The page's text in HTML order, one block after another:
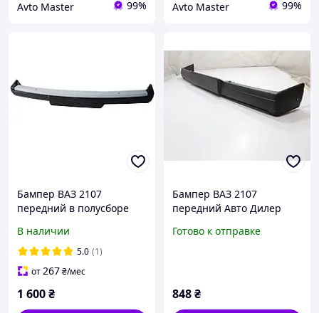
Avto Master 99% Avto Master 99%
Бампер ВАЗ 2107
передний в полусборе
В наличии
5.0 (1)
от267₴/мес
1 600₴
Бампер ВАЗ 2107
передний Авто Дилер
Готово к отправке
848₴